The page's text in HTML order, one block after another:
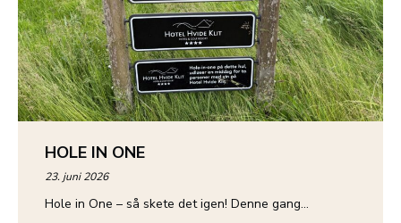
HOLE IN ONE
23. juni 2026
Hole in One – så skete det igen! Denne gang…